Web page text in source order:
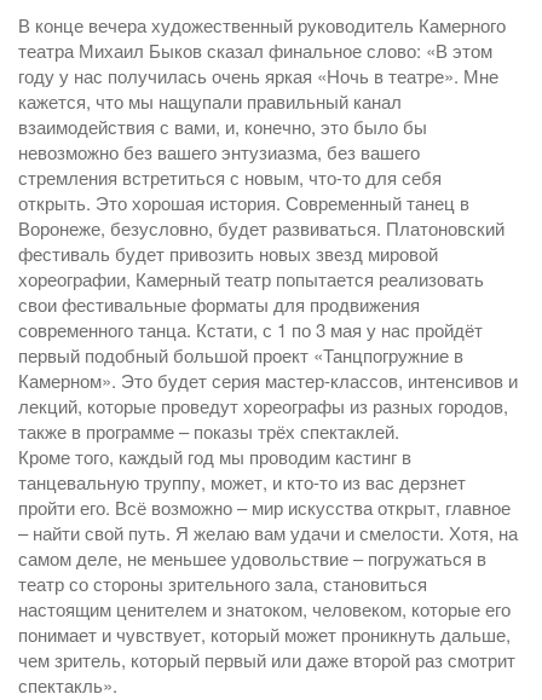
В конце вечера художественный руководитель Камерного
театра Михаил Быков сказал финальное слово: «В этом
году у нас получилась очень яркая «Ночь в театре». Мне
кажется, что мы нащупали правильный канал
взаимодействия с вами, и, конечно, это было бы
невозможно без вашего энтузиазма, без вашего
стремления встретиться с новым, что-то для себя
открыть. Это хорошая история. Современный танец в
Воронеже, безусловно, будет развиваться. Платоновский
фестиваль будет привозить новых звезд мировой
хореографии, Камерный театр попытается реализовать
свои фестивальные форматы для продвижения
современного танца. Кстати, с 1 по 3 мая у нас пройдёт
первый подобный большой проект «Танцпогружние в
Камерном». Это будет серия мастер-классов, интенсивов и
лекций, которые проведут хореографы из разных городов,
также в программе – показы трёх спектаклей.
Кроме того, каждый год мы проводим кастинг в
танцевальную труппу, может, и кто-то из вас дерзнет
пройти его. Всё возможно – мир искусства открыт, главное
– найти свой путь. Я желаю вам удачи и смелости. Хотя, на
самом деле, не меньшее удовольствие – погружаться в
театр со стороны зрительного зала, становиться
настоящим ценителем и знатоком, человеком, которые его
понимает и чувствует, который может проникнуть дальше,
чем зритель, который первый или даже второй раз смотрит
спектакль».